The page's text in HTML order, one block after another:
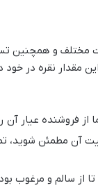
نقره در ساخت زیورآلات
مقدار نقره در خود
فروشنده عیار آن
آن مطمئن
از سالم و مرغوب